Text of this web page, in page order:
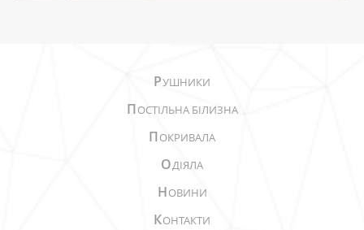
РУШНИКИ
ПОСТІЛЬНА БІЛИЗНА
ПОКРИВАЛА
ОДІЯЛА
НОВИНИ
КОНТАКТИ